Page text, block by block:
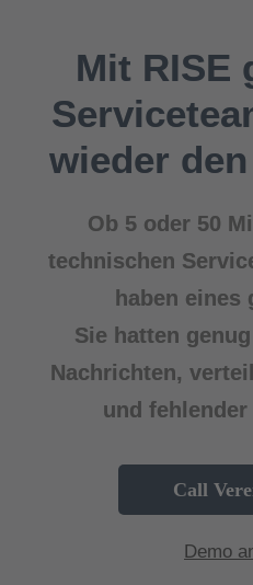
Mit RISE
wieder
Ob 5 oder 50
technischen
haben eines
Sie hatten
Nachrichten,
und fehlender
Call
Demo